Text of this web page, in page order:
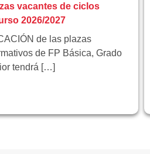
vacantes de ciclos
2026/2027
de las plazas
de FP Básica, Grado
tendrá […]